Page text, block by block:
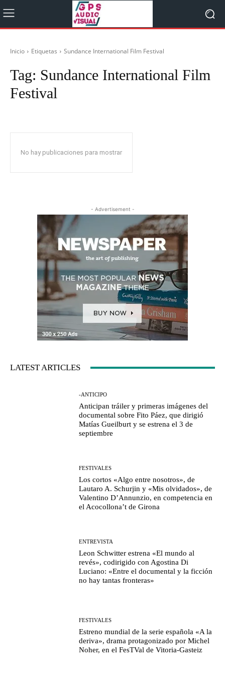
Inicio Etiquetas Sundance International Film Festival
Tag: Sundance International Film
Festival
No hay publicaciones para mostrar
- Advertisement -
LATEST ARTICLES
-ANTICIPO
Anticipan tráiler y primeras imágenes del
documental sobre Fito Páez, que dirigió
Matías Gueilburt y se estrena el 3 de
septiembre
FESTIVALES
Los cortos «Algo entre nosotros», de
Lautaro A. Schurjin y «Mis olvidados», de
Valentino D’Annunzio, en competencia en
el Acocollona’t de Girona
ENTREVISTA
Leon Schwitter estrena «El mundo al
revés», codirigido con Agostina Di
Luciano: «Entre el documental y la ficción
no hay tantas fronteras»
FESTIVALES
Estreno mundial de la serie española «A la
deriva», drama protagonizado por Michel
Noher, en el FesTVal de Vitoria-Gasteiz